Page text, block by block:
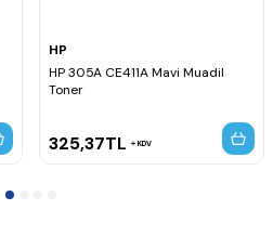
HP
HP 305A CE411A Mavi Muadil
Toner
325,37TL KDV